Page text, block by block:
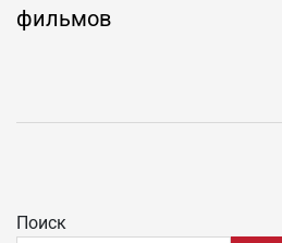
фильмов
Поиск